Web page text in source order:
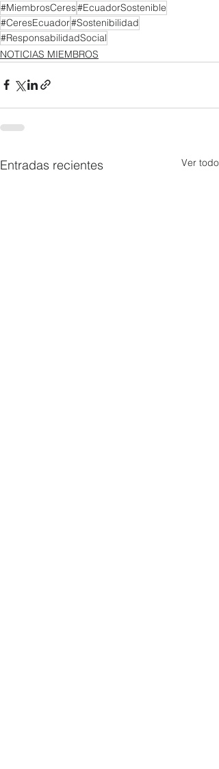
#MiembrosCeres#EcuadorSostenible
#CeresEcuador#Sostenibilidad
#ResponsabilidadSocial
NOTICIAS MIEMBROS
Entradas recientes Ver todo